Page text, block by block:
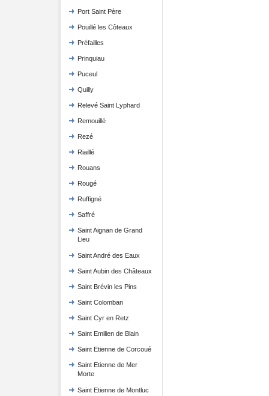
Port Saint Père
Pouillé les Côteaux
Préfailles
Prinquiau
Puceul
Quilly
Relevé Saint Lyphard
Remouillé
Rezé
Riaillé
Rouans
Rougé
Ruffigné
Saffré
Saint Aignan de Grand
Lieu
Saint André des Eaux
Saint Aubin des Châteaux
Saint Brévin les Pins
Saint Colomban
Saint Cyr en Retz
Saint Emilien de Blain
Saint Etienne de Corcoué
Saint Etienne de Mer
Morte
Saint Etienne de Montluc